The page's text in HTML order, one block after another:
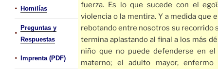
• Homilías
•
Preguntas y
Respuestas
• Imprenta (PDF)
fuerza. Es lo que sucede con el
violencia o la mentira. Y a medida que
rebotando entre nosotros su recorrido
termina aplastando al final a los más
niño que no puede defenderse en
materno; el adulto mayor, enfermo